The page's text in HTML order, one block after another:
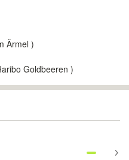
Ärmel )
Goldbeeren )